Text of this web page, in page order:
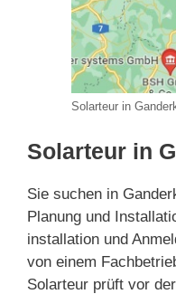
Solarteur in
Solarteur in
Sie suchen in
Planung und
installation und
von einem
Solarteur prüft vor